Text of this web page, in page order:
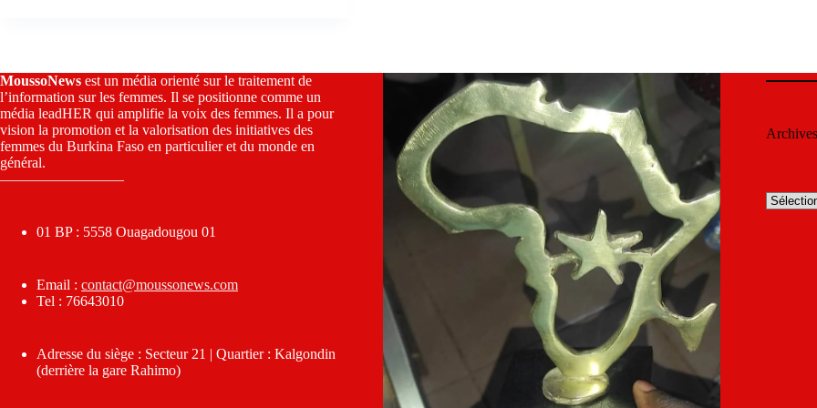
MoussoNews est un média orienté sur le traitement de
l’information sur les femmes. Il se positionne comme un
média leadHER qui amplifie la voix des femmes. Il a pour
vision la promotion et la valorisation des initiatives des
femmes du Burkina Faso en particulier et du monde en
général.
————————–
01 BP : 5558 Ouagadougou 01
Email : contact@moussonews.com
Tel : 76643010
Adresse du siège : Secteur 21 | Quartier : Kalgondin
(derrière la gare Rahimo)
Archives
Archives